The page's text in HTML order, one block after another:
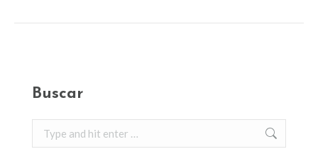
Buscar
Search: